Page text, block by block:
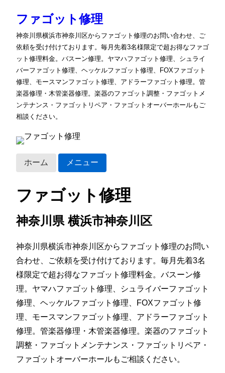
ファゴット修理
神奈川県横浜市神奈川区からファゴット修理のお問い合わせ、ご
依頼を受け付けております。毎月先着3名様限定で超お得なファゴ
ット修理料金。バスーン修理。ヤマハファゴット修理、シュライ
バーファゴット修理、ヘッケルファゴット修理、FOXファゴット
修理、モースマンファゴット修理、アドラーファゴット修理。管
楽器修理・木管楽器修理。楽器のファゴット調整・ファゴットメ
ンテナンス・ファゴットリペア・ファゴットオーバーホールもご
相談ください。
ホーム メニュー
ファゴット修理
神奈川県 横浜市神奈川区
神奈川県横浜市神奈川区からファゴット修理のお問い
合わせ、ご依頼を受け付けております。毎月先着3名
様限定で超お得なファゴット修理料金。バスーン修
理。ヤマハファゴット修理、シュライバーファゴット
修理、ヘッケルファゴット修理、FOXファゴット修
理、モースマンファゴット修理、アドラーファゴット
修理。管楽器修理・木管楽器修理。楽器のファゴット
調整・ファゴットメンテナンス・ファゴットリペア・
ファゴットオーバーホールもご相談ください。